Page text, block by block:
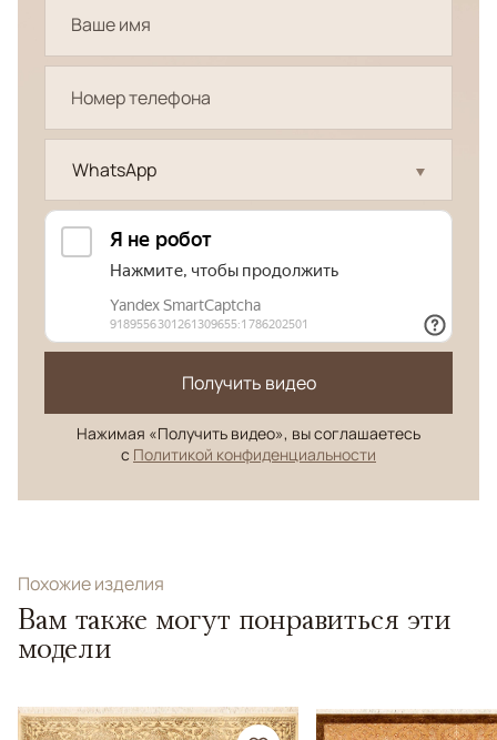
WhatsApp
Получить видео
Нажимая «Получить видео», вы соглашаетесь
с Политикой конфиденциальности
Похожие изделия
Вам также могут понравиться эти
модели